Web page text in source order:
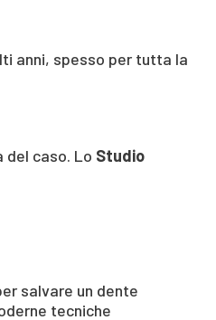
anni, spesso per tutta la
del caso. Lo Studio
salvare un dente
tecniche